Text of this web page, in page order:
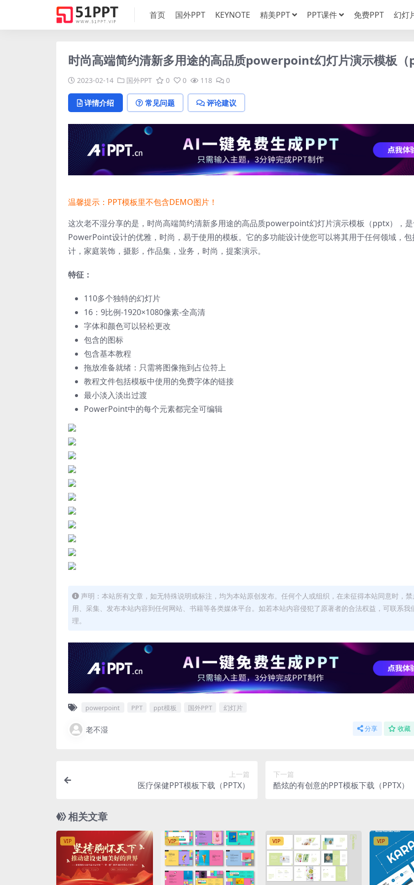
首页 国外PPT KEYNOTE 精美PPT PPT课件 免费PPT 幻灯
时尚高端简约清新多用途的高品质powerpoint幻灯片演示模板（
2023-02-14 国外PPT 0 0 118 0
详情介绍 常见问题 评论建议
温馨提示：PPT模板里不包含DEMO图片！
这次老不湿分享的是，时尚高端简约清新多用途的高品质powerpoint幻灯片演示模板（pptx），
PowerPoint设计的优雅，时尚，易于使用的模板。它的多功能设计使您可以将其用于任何领域，包
计，家庭装饰，摄影，作品集，业务，时尚，提案演示。
特征：
110多个独特的幻灯片
16：9比例-1920×1080像素-全高清
字体和颜色可以轻松更改
包含的图标
包含基本教程
拖放准备就绪：只需将图像拖到占位符上
教程文件包括模板中使用的免费字体的链接
最小淡入淡出过渡
PowerPoint中的每个元素都完全可编辑
声明：本站所有文章，如无特殊说明或标注，均为本站原创发布。任何个人或组织，在未征得本站同意时，
用、采集、发布本站内容到任何网站、书籍等各类媒体平台。如若本站内容侵犯了原著者的合法权益，可联系我
理。
powerpoint PPT ppt模板 国外PPT 幻灯片
老不湿 分享 收藏
上一篇
医疗保健PPT模板下载（PPTX）
下一篇
酷炫的有创意的PPT模板下载（PPTX）
相关文章
VIP VIP VIP VIP